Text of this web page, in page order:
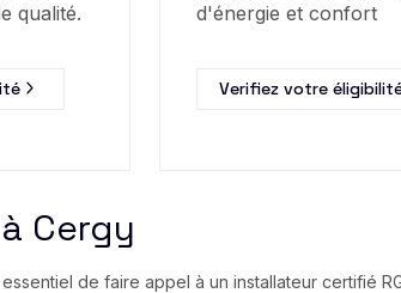
qualité.
d'énergie et confort
Verifiez votre
Cergy
de faire appel à un installateur certifié